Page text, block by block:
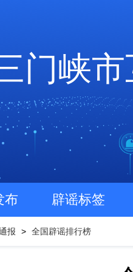
门峡
布 辟谣标签
报 > 全国辟谣排行榜